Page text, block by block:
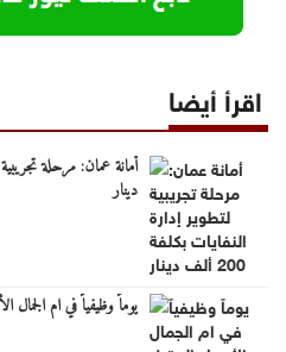
اقرأ أيضا
دينار
يوماً وظيفياً في ام الجمال